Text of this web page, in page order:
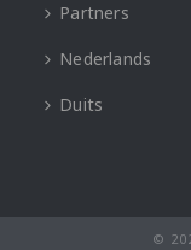
Partners
Nederlands
Duits
©